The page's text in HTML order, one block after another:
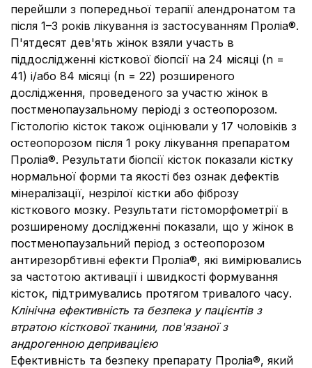
перейшли з попередньої терапії алендронатом та
після 1–3 років лікування із застосуванням Проліа®.
П'ятдесят дев'ять жінок взяли участь в
піддослідженні кісткової біопсії на 24 місяці (n =
41) і/або 84 місяці (n = 22) розширеного
дослідження, проведеного за участю жінок в
постменопаузальному періоді з остеопорозом.
Гістологію кісток також оцінювали у 17 чоловіків з
остеопорозом після 1 року лікування препаратом
Проліа®. Результати біопсії кісток показали кістку
нормальної форми та якості без ознак дефектів
мінералізації, незрілої кістки або фіброзу
кісткового мозку. Результати гістоморфометрії в
розширеному дослідженні показали, що у жінок в
постменопаузальний період з остеопорозом
антирезорбтивні ефекти Проліа®, які вимірювались
за частотою активації і швидкості формування
кісток, підтримувались протягом тривалого часу.
Клінічна ефективність та безпека у пацієнтів з
втратою кісткової тканини, пов'язаної з
андрогенною депривацією
Ефективність та безпеку препарату Проліа®, який